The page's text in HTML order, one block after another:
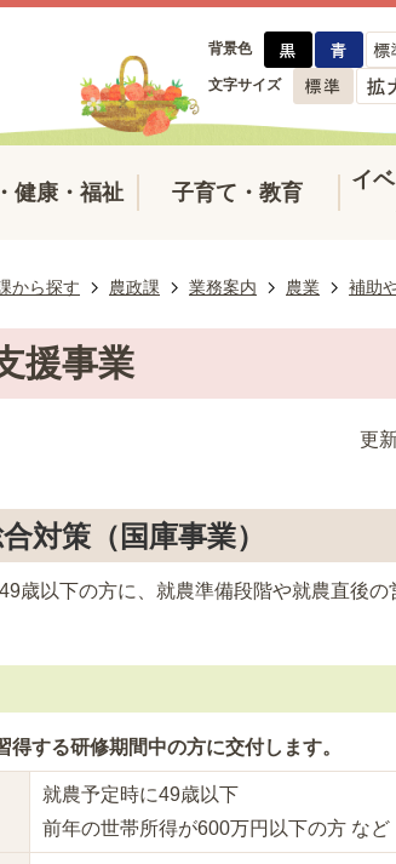
背景色
文字サイズ
健康・福祉 子育て・教育
イ
から探す 農政課 業務案内 農業 補助
援事業
更
対策（国庫事業）
歳以下の方に、就農準備段階や就農直後の
する研修期間中の方に交付します。
就農予定時に49歳以下
前年の世帯所得が600万円以下の方 など